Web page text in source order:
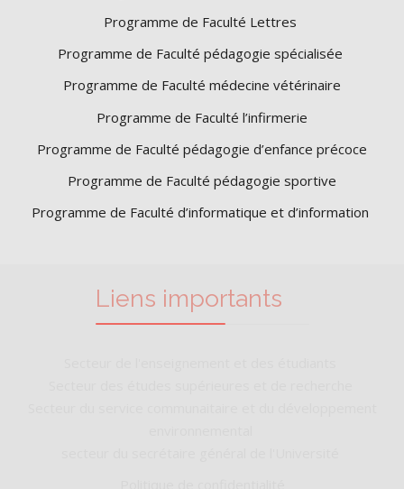
Programme de Faculté Lettres
Programme de Faculté pédagogie spécialisée
Programme de Faculté médecine vétérinaire
Programme de Faculté l’infirmerie
Programme de Faculté pédagogie d’enfance précoce
Programme de Faculté pédagogie sportive
Programme de Faculté d’informatique et d’information
Liens importants